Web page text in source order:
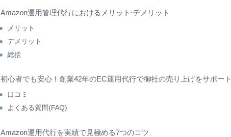
Amazon運用管理代行におけるメリット·デメリット
メリット
デメリット
総括
初心者でも安心！創業42年のEC運用代行で御社の売り上げをサポート
口コミ
よくある質問(FAQ)
Amazon運用代行を実績で見極める7つのコツ